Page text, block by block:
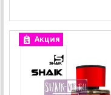
Акция